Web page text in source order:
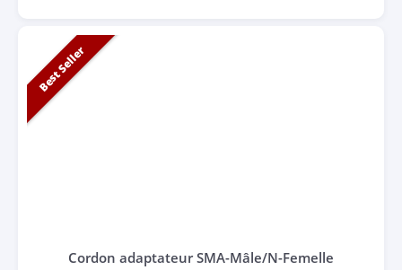
Best Seller
Cordon adaptateur SMA-Mâle/N-Femelle